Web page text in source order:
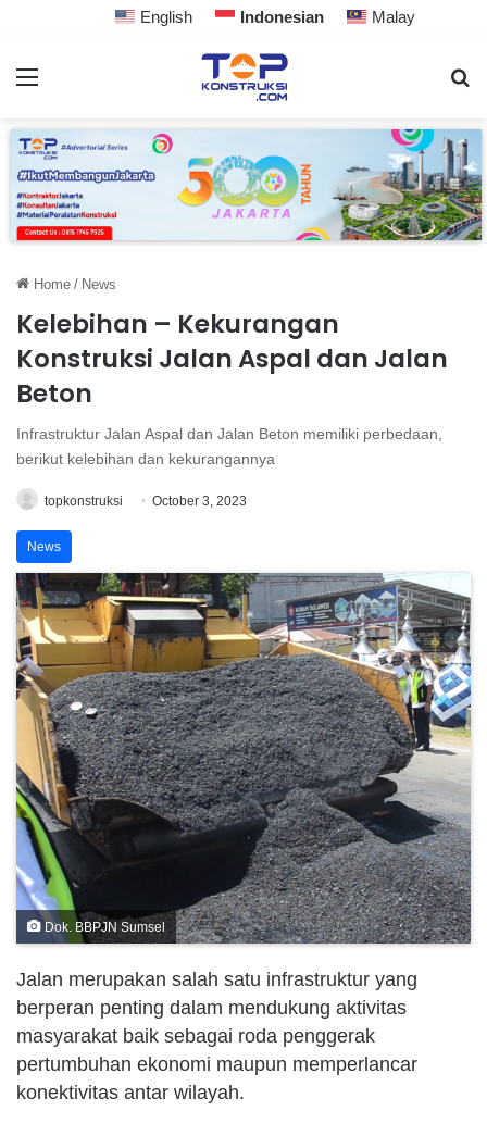
English Indonesian Malay
Home / News
Kelebihan – Kekurangan
Konstruksi Jalan Aspal dan Jalan
Beton
Infrastruktur Jalan Aspal dan Jalan Beton memiliki perbedaan,
berikut kelebihan dan kekurangannya
topkonstruksi October 3, 2023
News
Dok. BBPJN Sumsel
Jalan merupakan salah satu infrastruktur yang
berperan penting dalam mendukung aktivitas
masyarakat baik sebagai roda penggerak
pertumbuhan ekonomi maupun memperlancar
konektivitas antar wilayah.